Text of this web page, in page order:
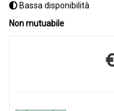
Bassa disponibilità
Non mutuabile